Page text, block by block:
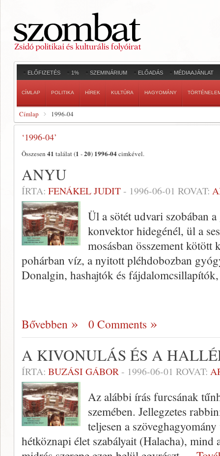
ELŐFIZETÉS 1% SZEMINÁRIUM ELŐADÁS MÉDIAAJÁNLAT
CÍMLAP POLITIKA HÍREK KULTÚRA HAGYOMÁNY
Címlap 1996-04
‘1996-04’
Összesen 41 találat (1 -20) 1996-04cimkével.
ANYU
ÍRTA: FENÁKEL JUDIT- 1996-06-01 ROVAT:
Ül a sötét udvari szobában
konvektor hidegénél, ül a
mosásban összement kötött
pohárban víz, a nyitott pléhdobozban
Donalgin, hashajtók és
Bővebben 0 Comments
A KIVONULÁS ÉS A
ÍRTA: BUZÁSI GÁBOR- 1996-06-01 ROVAT:
Az alábbi írás furcsának
szemében. Jel­legzetes
teljesen a
hétköznapi élet szabályait (Halacha),